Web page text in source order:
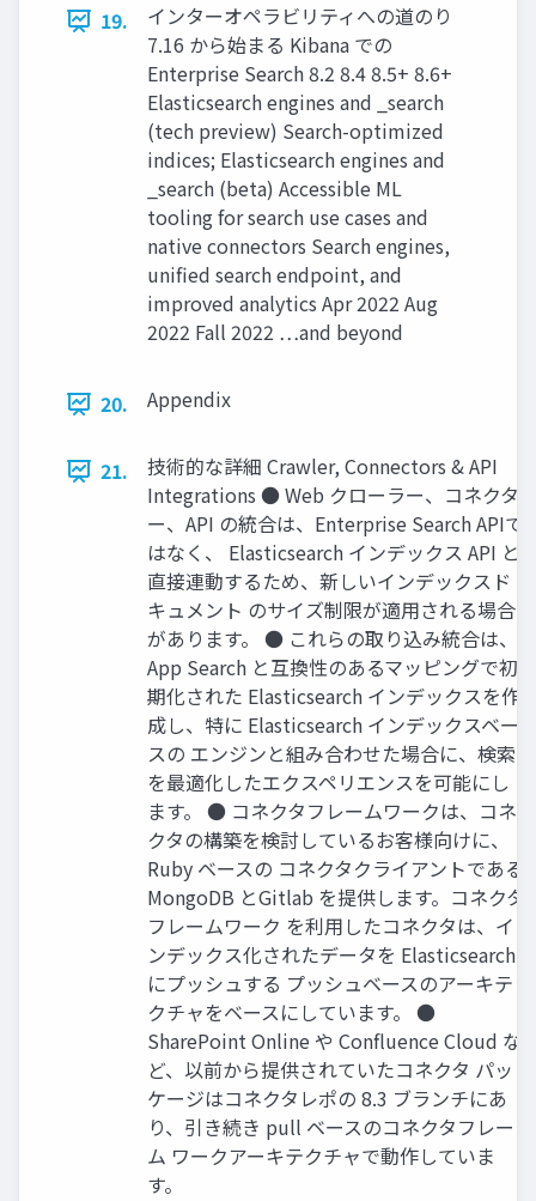
19.
インターオペラビリティへの道のり
7.16 から始まる Kibana での
Enterprise Search 8.2 8.4 8.5+ 8.6+
Elasticsearch engines and _search
(tech preview) Search-optimized
indices; Elasticsearch engines and
_search (beta) Accessible ML
tooling for search use cases and
native connectors Search engines,
unified search endpoint, and
improved analytics Apr 2022 Aug
2022 Fall 2022 …and beyond
20. Appendix
21.
技術的な詳細 Crawler, Connectors & API
Integrations ● Web クローラー、コネクタ
ー、API の統合は、Enterprise Search APIで
はなく、 Elasticsearch インデックス API と
直接連動するため、新しいインデックスド
キュメント のサイズ制限が適⽤される場合
があります。 ● これらの取り込み統合は、
App Search と互換性のあるマッピングで初
期化された Elasticsearch インデックスを作
成し、特に Elasticsearch インデックスベー
スの エンジンと組み合わせた場合に、検索
を最適化したエクスペリエンスを可能にし
ます。 ● コネクタフレームワークは、コネ
クタの構築を検討しているお客様向けに、
Ruby ベースの コネクタクライアントである
MongoDB とGitlab を提供します。コネクタ
フレームワーク を利⽤したコネクタは、イ
ンデックス化されたデータを Elasticsearch
にプッシュする プッシュベースのアーキテ
クチャをベースにしています。 ●
SharePoint Online や Confluence Cloud な
ど、以前から提供されていたコネクタ パッ
ケージはコネクタレポの 8.3 ブランチにあ
り、引き続き pull ベースのコネクタフレー
ム ワークアーキテクチャで動作していま
す。